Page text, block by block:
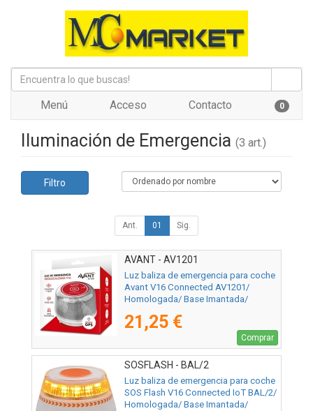
Menú Acceso Contacto 0
Iluminación de Emergencia (3 art.)
Filtro
Ant. 01 Sig.
AVANT - AV1201
Luz baliza de emergencia para coche
Avant V16 Connected AV1201/
Homologada/ Base Imantada/
21,25 €
Comprar
SOSFLASH - BAL/2
Luz baliza de emergencia para coche
SOS Flash V16 Connected IoT BAL/2/
Homologada/ Base Imantada/